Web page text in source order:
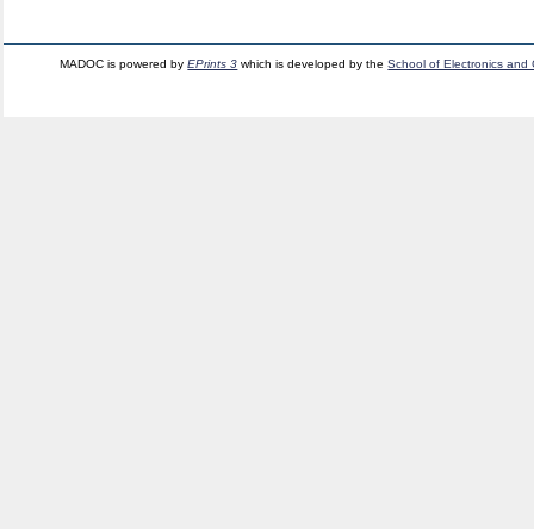
MADOC is powered byEPrints 3 which is developed by theSchool of Electronics and